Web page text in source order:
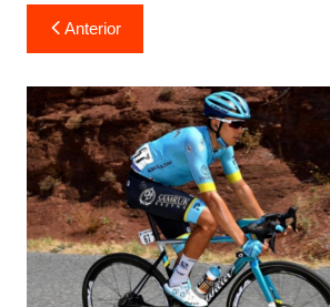
Navegación
de
entradas
Anterior